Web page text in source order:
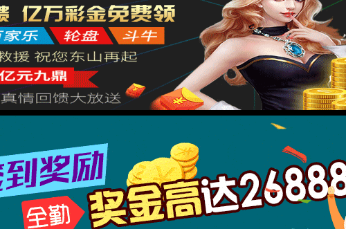
，可能是网址错了呢，重新核对一下吧。
到上一页 回到首页